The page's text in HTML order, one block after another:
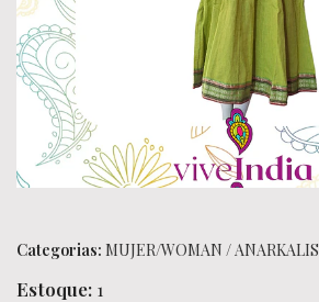
Categorias: MUJER/WOMAN /ANARKALIS
Estoque: 1